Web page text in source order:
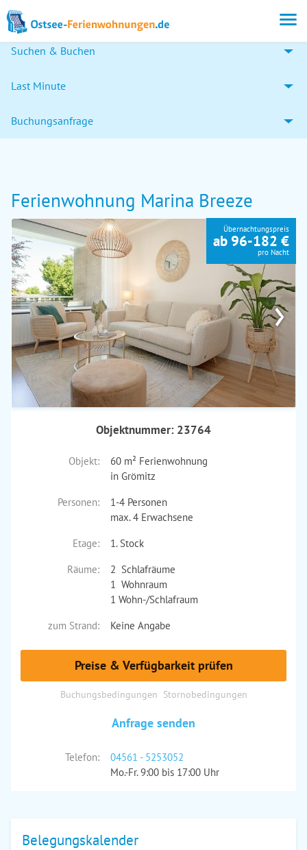
Suchen & Buchen
Last Minute
Buchungsanfrage
Ferienwohnung Marina Breeze
›
Übernachtungspreis
ab 96-182 €
pro Nacht
Objektnummer: 23764
Objekt:
60 m² Ferienwohnung
in Grömitz
Personen:
1-4 Personen
max. 4 Erwachsene
Etage:
1. Stock
Räume:
2 Schlafräume
1 Wohnraum
1 Wohn-/Schlafraum
zum Strand:
Keine Angabe
Preise & Verfügbarkeit prüfen
Buchungsbedingungen Stornobedingungen
Anfrage senden
Telefon:
04561 - 5253052
Mo.-Fr. 9:00 bis 17:00 Uhr
Belegungskalender